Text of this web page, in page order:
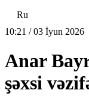
Ru
10:21 / 03 İyun 2026
Anar
şəxsi